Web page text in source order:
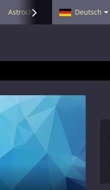
Astrochat - Smalltalk Hilfe
Deutsch